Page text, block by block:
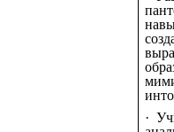
·